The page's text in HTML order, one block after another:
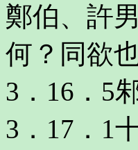
鄭伯、許
何？同欲也
3．16．5
3．17．1